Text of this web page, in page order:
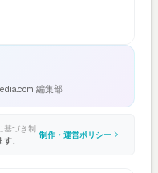
編集部
づき制
す。
制作・運営ポリシー